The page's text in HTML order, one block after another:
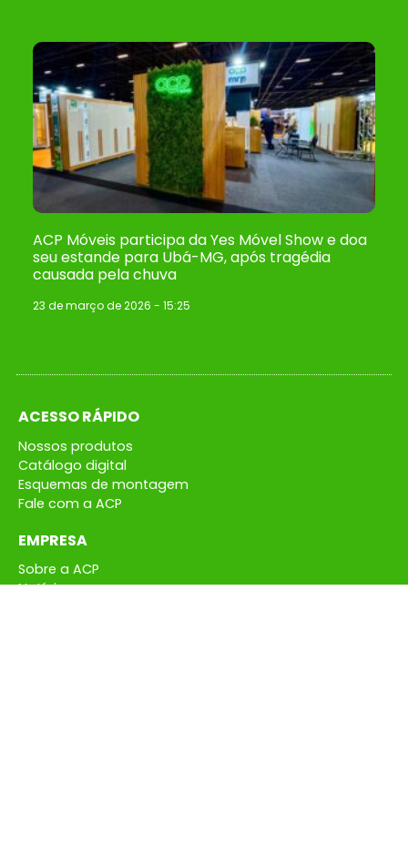
ACP Móveis participa da Yes Móvel Show e doa
seu estande para Ubá-MG, após tragédia
causada pela chuva
23 de março de 2026 15:25
ACESSO RÁPIDO
Nossos produtos
Catálogo digital
Esquemas de montagem
Fale com a ACP
EMPRESA
Sobre a ACP
Notícias